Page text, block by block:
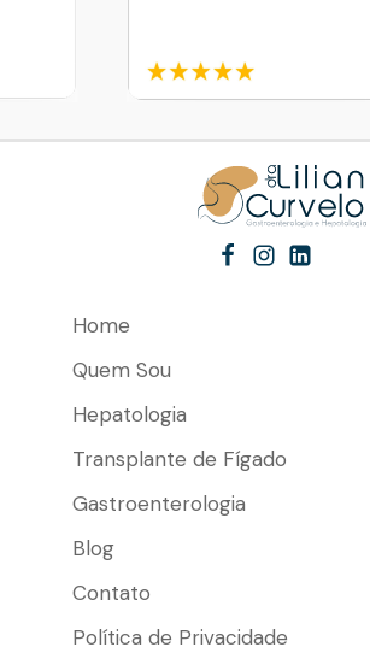
Home
Quem Sou
Hepatologia
Transplante de Fígado
Gastroenterologia
Blog
Contato
Política de Privacidade